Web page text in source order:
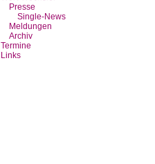
Presse
Single-News
Meldungen
Archiv
Termine
Links